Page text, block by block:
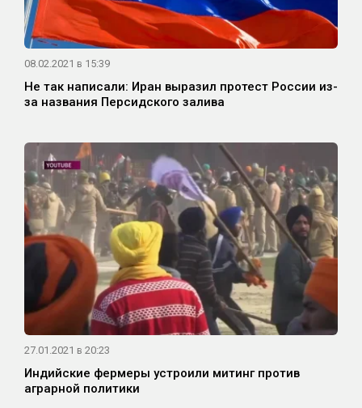
08.02.2021 в 15:39
Не так написали: Иран выразил протест России из-
за названия Персидского залива
27.01.2021 в 20:23
Индийские фермеры устроили митинг против
аграрной политики